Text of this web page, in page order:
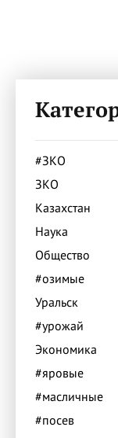
#ЗКО
ЗКО
Казахстан
Наука
Общество
#озимые
Уральск
#урожай
Экономика
#яровые
#масличные
#посев